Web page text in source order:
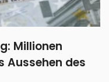
Millionen
Aussehen des